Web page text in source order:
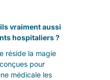
vraiment aussi
hospitaliers ?
réside la magie
pour
médicale les